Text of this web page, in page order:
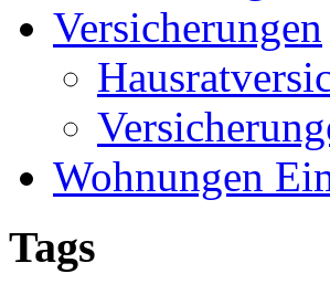
Versicherungen
Wohnungen
Tags